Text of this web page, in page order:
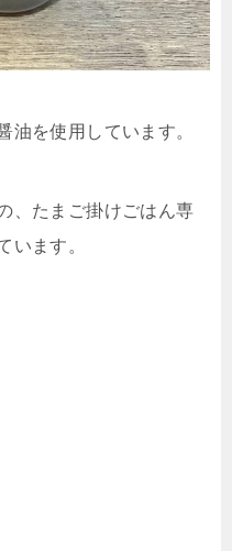
油を使用しています。
、たまご掛けごはん専
います。